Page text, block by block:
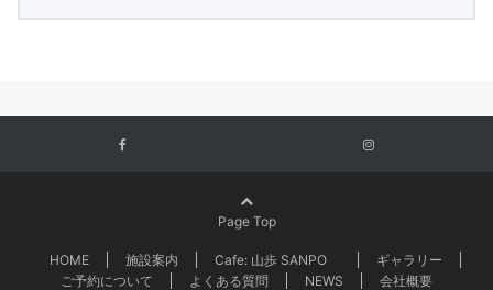
Page Top
HOME 施設案内 Cafe: 山歩 SANPO
ギャラリー
ご予約について
よくある質問 NEWS 会社概要